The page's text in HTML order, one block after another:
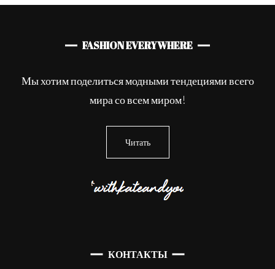
FASHION EVERYWHERE
Мы хотим поделиться модными тендециями всего
мира со всем миром!
Читать
КОНТАКТЫ